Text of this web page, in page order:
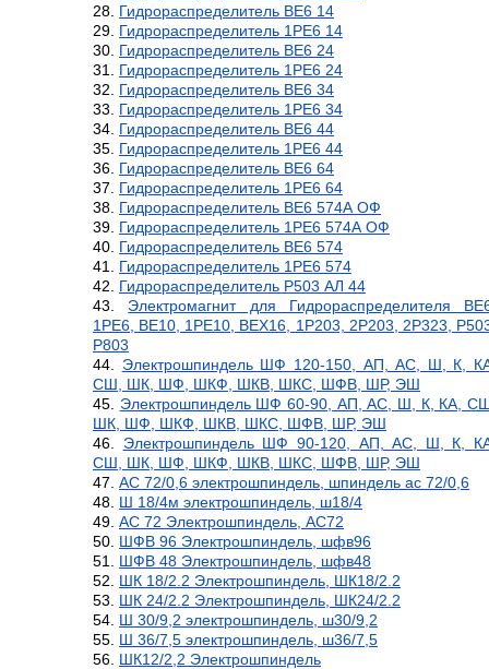
Гидрораспределитель ВЕ6 14
Гидрораспределитель 1РЕ6 14
Гидрораспределитель ВЕ6 24
Гидрораспределитель 1РЕ6 24
Гидрораспределитель ВЕ6 34
Гидрораспределитель 1РЕ6 34
Гидрораспределитель ВЕ6 44
Гидрораспределитель 1РЕ6 44
Гидрораспределитель ВЕ6 64
Гидрораспределитель 1РЕ6 64
Гидрораспределитель ВЕ6 574А ОФ
Гидрораспределитель 1РЕ6 574А ОФ
Гидрораспределитель ВЕ6 574
Гидрораспределитель 1РЕ6 574
Гидрораспределитель Р503 АЛ 44
Электромагнит для Гидрораспределителя
1РЕ6, ВЕ10, 1РЕ10, ВЕХ16, 1Р203, 2Р203, 2Р323,
Р803
Электрошпиндель ШФ 120-150, АП, АС, Ш, К,
СШ, ШК, ШФ, ШКФ, ШКВ, ШКС, ШФВ, ШР, ЭШ
Электрошпиндель ШФ 60-90, АП, АС, Ш, К, КА,
ШК, ШФ, ШКФ, ШКВ, ШКС, ШФВ, ШР, ЭШ
Электрошпиндель ШФ 90-120, АП, АС, Ш, К,
СШ, ШК, ШФ, ШКФ, ШКВ, ШКС, ШФВ, ШР, ЭШ
АС 72/0,6 электрошпиндель, шпиндель ас 72/0,6
Ш 18/4м электрошпиндель, ш18/4
АС 72 Электрошпиндель, АС72
ШФВ 96 Электрошпиндель, шфв96
ШФВ 48 Электрошпиндель, шфв48
ШК 18/2.2 Электрошпиндель, ШК18/2.2
ШК 24/2.2 Электрошпиндель, ШК24/2.2
Ш 30/9,2 электрошпиндель, ш30/9,2
Ш 36/7,5 электрошпиндель, ш36/7,5
ШК12/2,2 Электрошпиндель